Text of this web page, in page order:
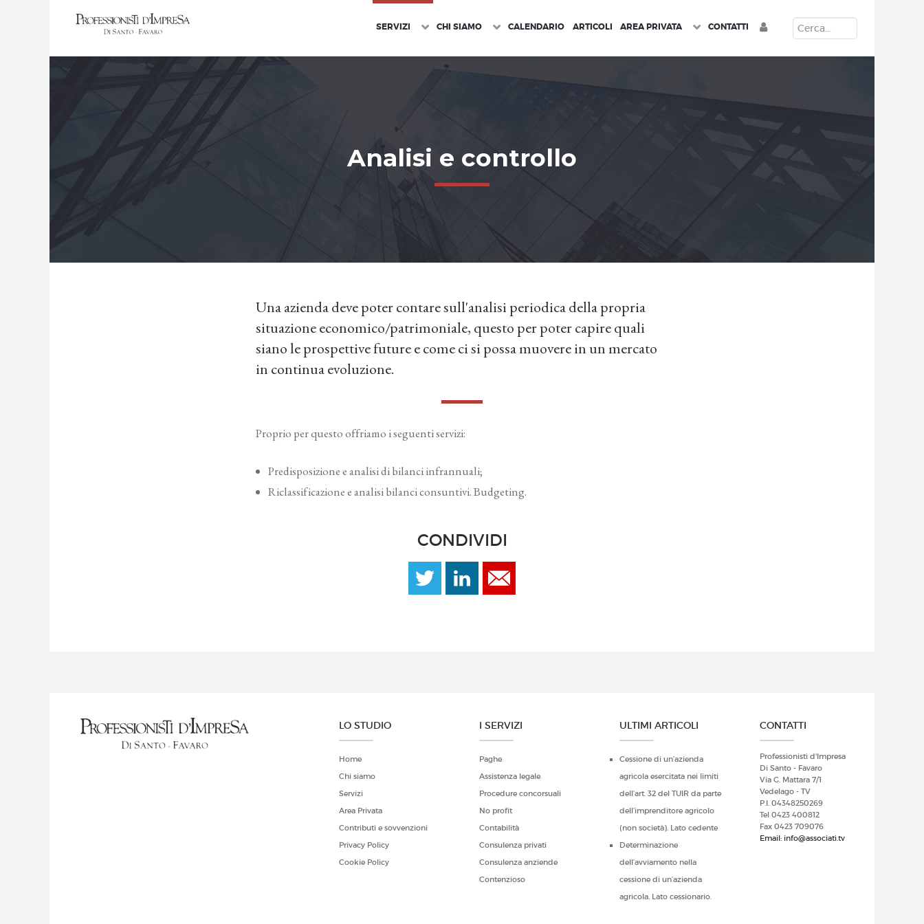
SERVIZI CHI SIAMO CALENDARIO ARTICOLI AREA PRIVATA CONTATTI
Analisi e controllo
Una azienda deve poter contare sull'analisi periodica della propria
situazione economico/patrimoniale, questo per poter capire quali
siano le prospettive future e come ci si possa muovere in un mercato
in continua evoluzione.
Proprio per questo offriamo i seguenti servizi:
Predisposizione e analisi di bilanci infrannuali;
Riclassificazione e analisi bilanci consuntivi. Budgeting.
CONDIVIDI
LO STUDIO
Home
Chi siamo
Servizi
Area Privata
Contributi e sovvenzioni
Privacy Policy
Cookie Policy
I SERVIZI
Paghe
Assistenza legale
Procedure concorsuali
No profit
Contabilità
Consulenza privati
Consulenza anziende
Contenzioso
ULTIMI ARTICOLI
Cessione di un’azienda
agricola esercitata nei limiti
dell’art. 32 del TUIR da parte
dell’imprenditore agricolo
(non società). Lato cedente
Determinazione
dell’avviamento nella
cessione di un’azienda
agricola. Lato cessionario.
CONTATTI
Professionisti d'Impresa
Di Santo - Favaro
Via G. Mattara 7/1
Vedelago - TV
P.I. 04348250269
Tel 0423 400812
Fax 0423 709076
Email: info@associati.tv